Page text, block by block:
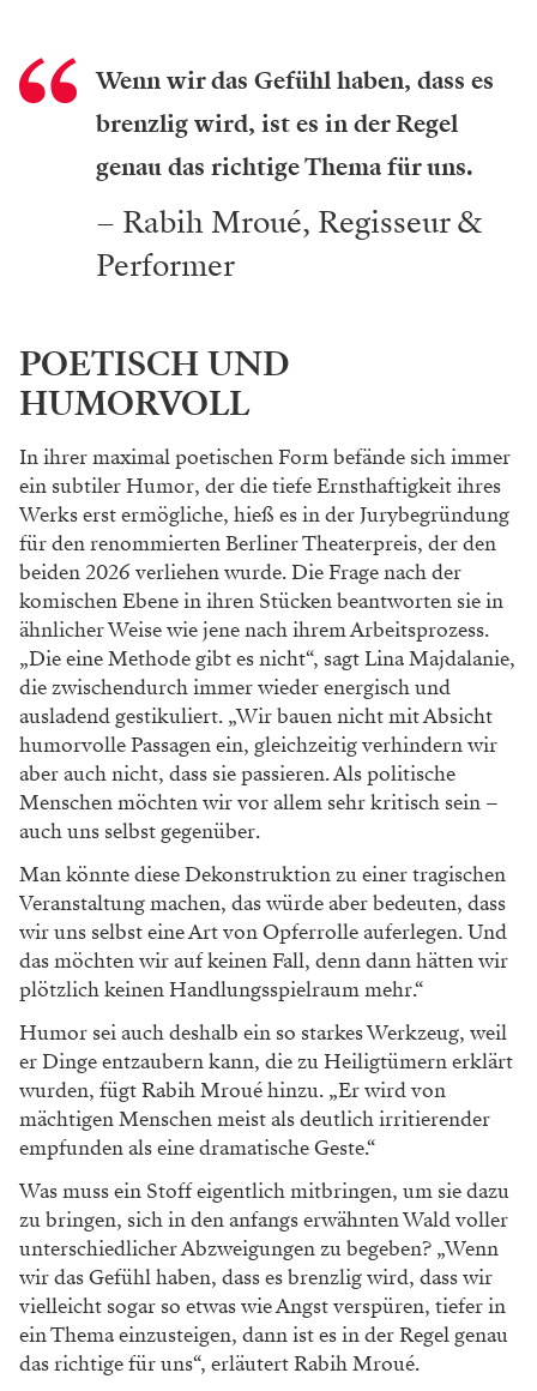
Wenn wir das Gefühl haben, dass es
brenzlig wird, ist es in der Regel
genau das richtige Thema für uns.
– Rabih Mroué, Regisseur &
Performer
POETISCH UND
HUMORVOLL
In ihrer maximal poetischen Form befände sichimmer
ein subtiler Humor, der die tiefe Ernsthaftigkeit ihres
Werks erst ermögliche, hieß es inder Jurybegründung
für den renommierten Berliner Theaterpreis, der den
beiden 2026 verliehenwurde. Die Frage nach der
komischen Ebene in ihren Stücken beantworten sie in
ähnlicher Weisewie jene nach ihrem Arbeitsprozess.
„Die eineMethode gibt es nicht“, sagt Lina Majdalanie,
die zwischendurch immer wieder energisch und
ausladend gestikuliert. „Wir bauen nicht mitAbsicht
humorvolle Passagen ein, gleichzeitigverhindern wir
aber auch nicht, dass sie passieren.Als politische
Menschen möchten wir vor allem sehr kritisch sein –
auch uns selbst gegenüber.
Man könnte diese Dekonstruktion zu einertragischen
Veranstaltung machen, das würdeaber bedeuten, dass
wir uns selbst eine Art vonOpferrolle auferlegen. Und
das möchten wirauf keinen Fall, denn dann hätten wir
plötzlichkeinen Handlungsspielraum mehr.“
Humor sei auch deshalb ein so starkes Werkzeug, weil
er Dinge entzaubern kann, die zuHeiligtümern erklärt
wurden, fügt Rabih Mrouéhinzu. „Er wird von
mächtigen Menschen meistals deutlich irritierender
empfunden als einedramatische Geste.“
Was muss ein Stoff eigentlich mitbringen, um sie dazu
zu bringen, sich in den anfangserwähnten Wald voller
unterschiedlicher Abzweigungen zu begeben? „Wenn
wir das Gefühlhaben, dass es brenzlig wird, dass wir
vielleicht sogar so etwas wie Angst verspüren, tiefer in
ein Thema einzusteigen, dann ist es in derRegel genau
das richtige für uns“, erläutertRabih Mroué.